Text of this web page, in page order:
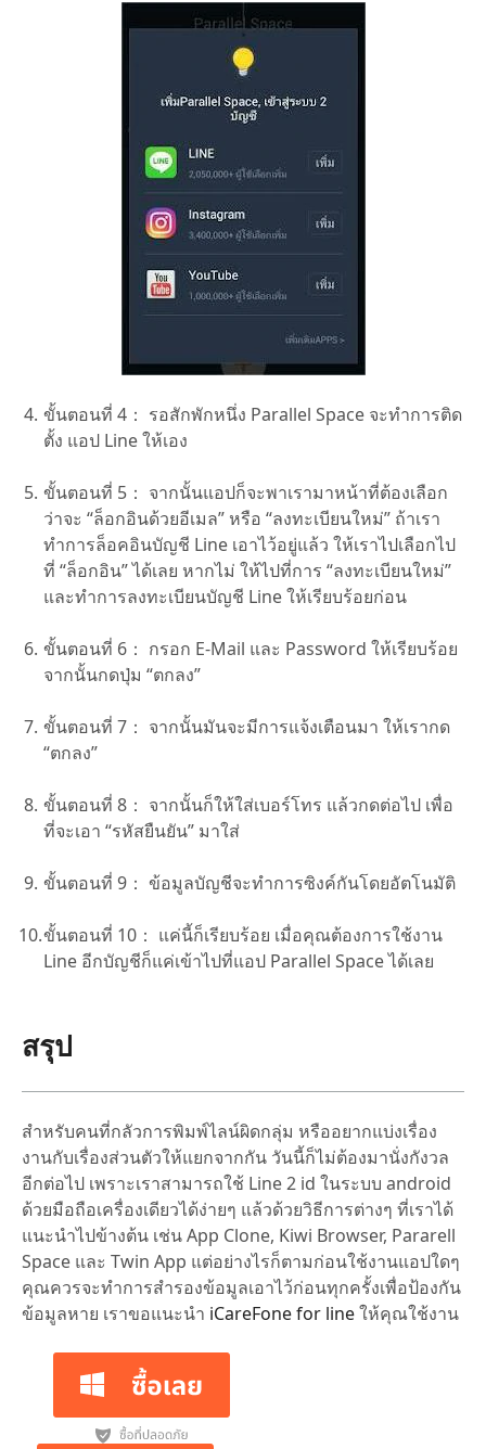
ขั้นตอนที่ 4： รอสักพักหนึ่ง Parallel Space จะทำการติด
ตั้ง แอป Line ให้เอง
ขั้นตอนที่ 5： จากนั้นแอปก็จะพาเรามาหน้าที่ต้องเลือก
ว่าจะ “ล็อกอินด้วยอีเมล” หรือ “ลงทะเบียนใหม่” ถ้าเรา
ทำการล็อคอินบัญชี Line เอาไว้อยู่แล้ว ให้เราไปเลือกไป
ที่ “ล็อกอิน” ได้เลย หากไม่ ให้ไปที่การ “ลงทะเบียนใหม่”
และทำการลงทะเบียนบัญชี Line ให้เรียบร้อยก่อน
ขั้นตอนที่ 6： กรอก E-Mail และ Password ให้เรียบร้อย
จากนั้นกดปุ่ม “ตกลง”
ขั้นตอนที่ 7： จากนั้นมันจะมีการแจ้งเตือนมา ให้เรากด
“ตกลง”
ขั้นตอนที่ 8： จากนั้นก็ให้ใส่เบอร์โทร แล้วกดต่อไป เพื่อ
ที่จะเอา “รหัสยืนยัน” มาใส่
ขั้นตอนที่ 9： ข้อมูลบัญชีจะทำการซิงค์กันโดยอัตโนมัติ
ขั้นตอนที่ 10： แค่นี้ก็เรียบร้อย เมื่อคุณต้องการใช้งาน
Line อีกบัญชีก็แค่เข้าไปที่แอป Parallel Space ได้เลย
สรุป
สำหรับคนที่กลัวการพิมพ์ไลน์ผิดกลุ่ม หรืออยากแบ่งเรื่อง
งานกับเรื่องส่วนตัวให้แยกจากกัน วันนี้ก็ไม่ต้องมานั่งกังวล
อีกต่อไป เพราะเราสามารถใช้ Line 2 id ในระบบ android
ด้วยมือถือเครื่องเดียวได้ง่ายๆ แล้วด้วยวิธีการต่างๆ ที่เราได้
แนะนำไปข้างต้น เช่น App Clone, Kiwi Browser, Pararell
Space และ Twin App แต่อย่างไรก็ตามก่อนใช้งานแอปใดๆ
คุณควรจะทำการสำรองข้อมูลเอาไว้ก่อนทุกครั้งเพื่อป้องกัน
ข้อมูลหาย เราขอแนะนำ iCareFone for lineให้คุณใช้งาน